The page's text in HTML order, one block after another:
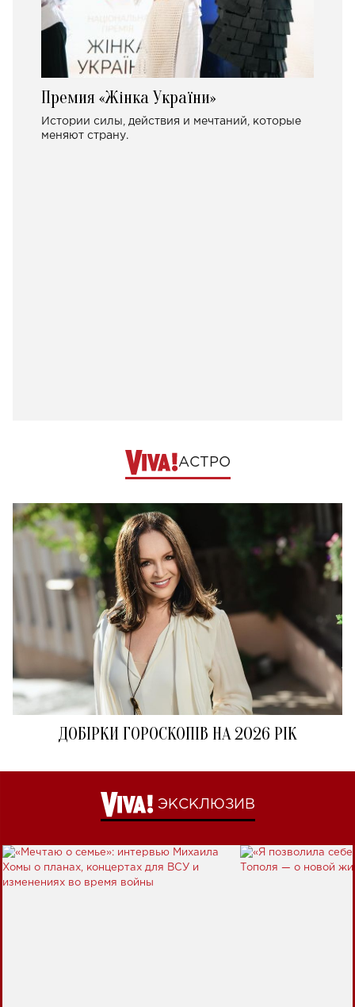
Премия «Жінка України»
Истории силы, действия и мечтаний, которые
меняют страну.
АСТРО
ДОБІРКИ ГОРОСКОПІВ НА 2026 РІК
ЭКСКЛЮЗИВ